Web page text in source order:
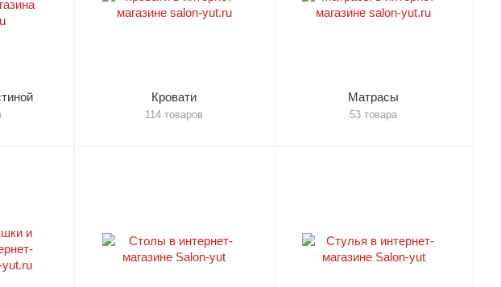
Кровати
114 товаров
Матрасы
53 товара